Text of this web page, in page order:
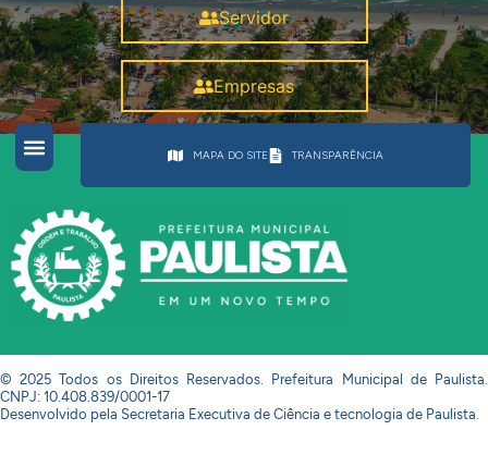
Servidor
Empresas
MAPA DO SITE TRANSPARÊNCIA
© 2025 Todos os Direitos Reservados. Prefeitura Municipal de Paulista.
CNPJ: 10.408.839/0001-17
Desenvolvido pela Secretaria Executiva de Ciência e tecnologia de Paulista.